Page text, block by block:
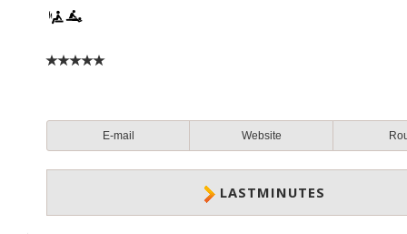
E-mail Website
LASTMINUTES